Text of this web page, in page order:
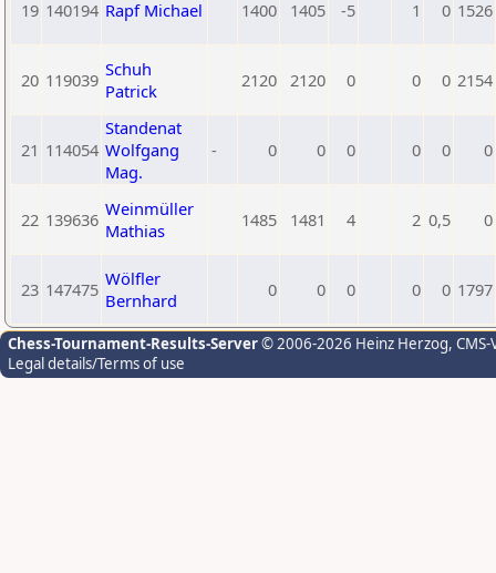
19 140194 Rapf Michael 1400 1405 -5 1 0 1526
20 119039 Schuh
Patrick
2120 2120 0 0 0 2154
21 114054
Standenat
Wolfgang
Mag.
- 0 0 0 0 0 0
22 139636 Weinmüller
Mathias
1485 1481 4 2 0,5 0
23 147475 Wölfler
Bernhard
0 0 0 0 0 1797
Chess-Tournament-Results-Server© 2006-2026 Heinz Herzog,
Legal details/Terms of use